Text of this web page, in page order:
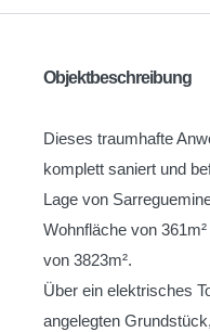
Objektbeschreibung
Dieses traumhafte
komplett saniert und
Lage von
Wohnfläche von
von 3823m².
Über ein elektrisches
angelegten